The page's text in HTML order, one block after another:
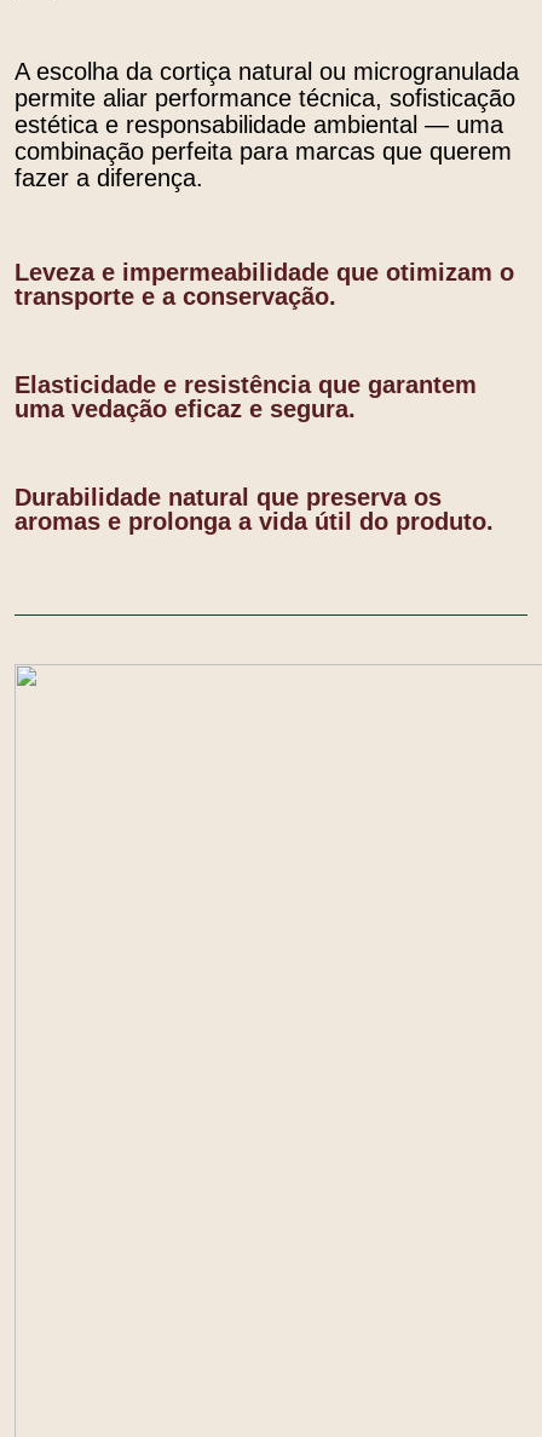
A escolha da cortiça natural ou microgranulada
permite aliar performance técnica, sofisticação
estética e responsabilidade ambiental — uma
combinação perfeita para marcas que querem
fazer a diferença.
Leveza e impermeabilidade que otimizam o
transporte e a conservação.
Elasticidade e resistência que garantem
uma vedação eficaz e segura.
Durabilidade natural que preserva os
aromas e prolonga a vida útil do produto.